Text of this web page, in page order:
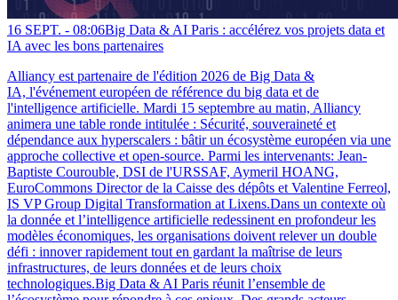
16 SEPT. - 08:06Big Data & AI Paris : accélérez vos projets data et
IA avec les bons partenaires
Alliancy est partenaire de l'édition 2026 de Big Data &
IA, l'événement européen de référence du big data et de
l'intelligence artificielle. Mardi 15 septembre au matin, Alliancy
animera une table ronde intitulée : Sécurité, souveraineté et
dépendance aux hyperscalers : bâtir un écosystème européen via une
approche collective et open-source. Parmi les intervenants: Jean-
Baptiste Courouble, DSI de l'URSSAF, Aymeril HOANG,
EuroCommons Director de la Caisse des dépôts et Valentine Ferreol,
IS VP Group Digital Transformation at Lixens.Dans un contexte où
la donnée et l’intelligence artificielle redessinent en profondeur les
modèles économiques, les organisations doivent relever un double
défi : innover rapidement tout en gardant la maîtrise de leurs
infrastructures, de leurs données et de leurs choix
technologiques.Big Data & AI Paris réunit l’ensemble de